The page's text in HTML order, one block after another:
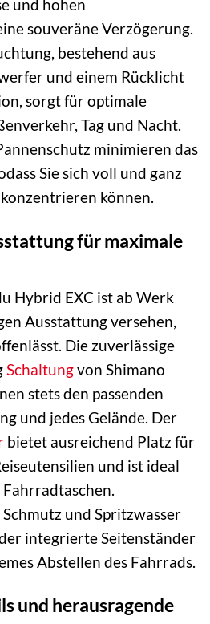
und hohen
souveräne Verzögerung.
bestehend aus
und einem Rücklicht
sorgt für optimale
Tag und Nacht.
minimieren das
Sie sich voll und ganz
können.
für maximale
Hybrid EXC ist ab Werk
Ausstattung versehen,
Die zuverlässige
Schaltungvon Shimano
stets den passenden
und jedes Gelände. Der
bietet ausreichend Platz für
und ist ideal
und Spritzwasser
integrierte Seitenständer
Abstellen des Fahrrads.
und herausragende